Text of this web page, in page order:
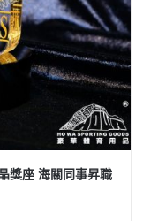
獎座 海關同事昇職